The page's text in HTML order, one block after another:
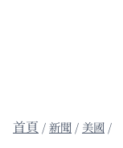
/新聞 / 美國 /